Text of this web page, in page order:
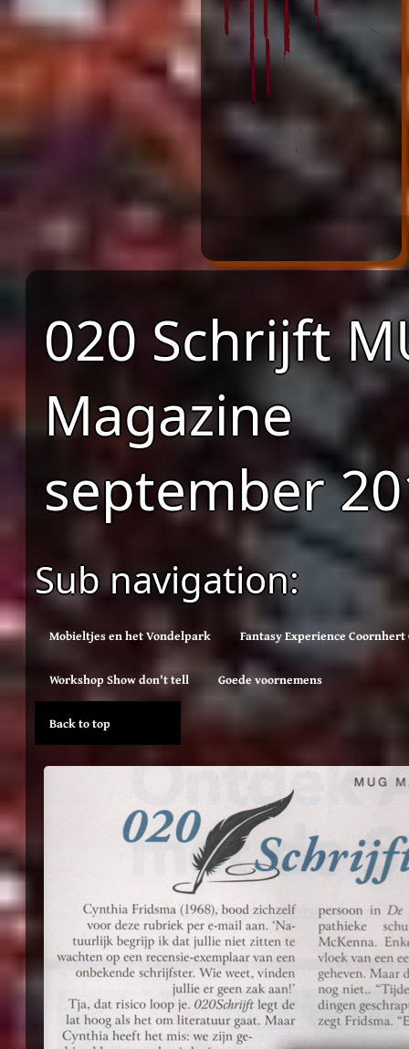
020 Schrijft
Magazine
september
Sub navigation:
Mobieltjes en het Vondelpark Fantasy Experience Coornhert
Workshop Show don't tell Goede voornemens
Back to top